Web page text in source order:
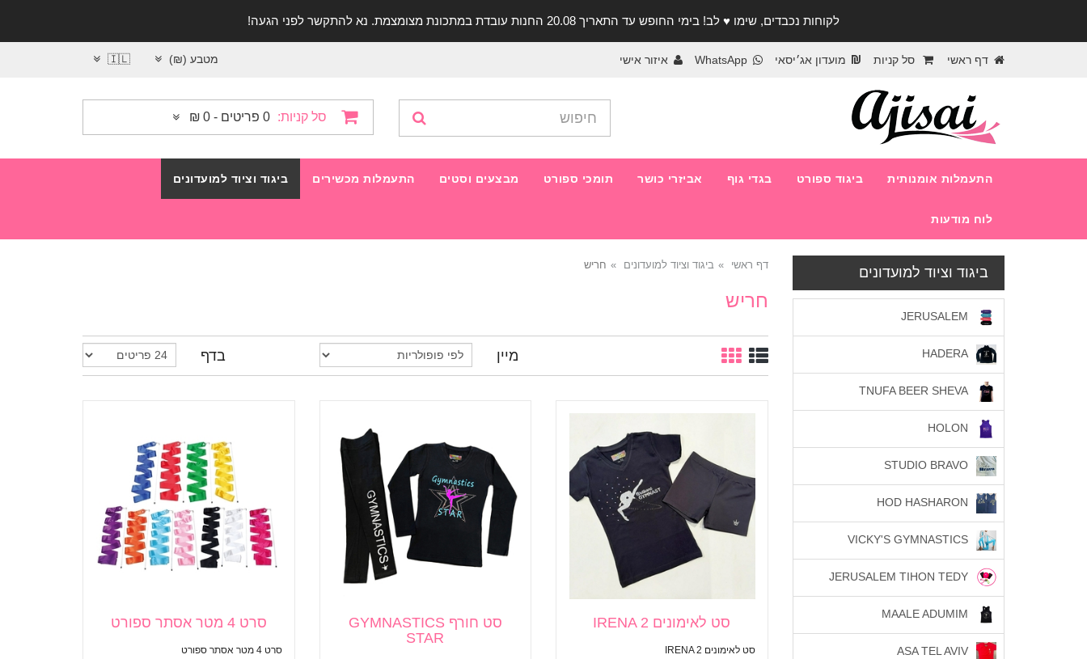
לקוחות נכבדים, שימו ♥️ לב! בימי החופש עד התאריך 20.08 החנות עובדת במתכונת מצומצמת. נא להתקשר לפני הגעה!
דף ראשי סל קניות מועדון אג׳יסאי WhatsApp איזור אישי מטבע (₪) 🇮🇱
סל קניות: 0 פריטים - 0 ₪
התעמלות אומנותית ביגוד ספורט בגדי גוף אביזרי כושר תומכי ספורט מבצעים וסטים התעמלות מכשירים ביגוד וציוד למועדונים
לוח מודעות
דף ראשי ביגוד וציוד למועדונים חריש
חריש
מיין בדף
סט לאימונים IRENA 2
סט לאימונים IRENA 2
סט חורף GYMNASTICS
STAR
סרט 4 מטר אסתר ספורט
סרט 4 מטר אסתר ספורט
ביגוד וציוד למועדונים